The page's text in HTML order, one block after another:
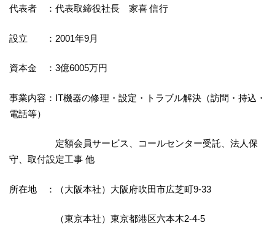
代表者 ：代表取締役社長 家喜 信行
設立 ：2001年9月
資本金 ：3億6005万円
事業内容：IT機器の修理・設定・トラブル解決（訪問・持込・
電話等）
定額会員サービス、コールセンター受託、法人保
守、取付設定工事 他
所在地 ：（大阪本社）大阪府吹田市広芝町9-33
（東京本社）東京都港区六本木2-4-5